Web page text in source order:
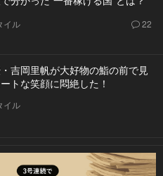
イル 22
吉岡里帆が大好物の鮨の前で見
トな笑顔に悶絶した！
イル